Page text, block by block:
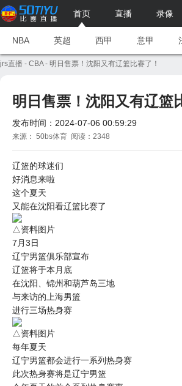
首页 直播 录像
NBA 英超 西甲 意甲
jrs直播 - CBA- 明日售票！沈阳又有辽篮比赛了！
明日售票！沈阳又有辽篮
发布时间：2024-07-06 00:59:29
来源： 50bs体育 阅读：2348
辽篮的球迷们
好消息来啦
这个夏天
又能在沈阳看辽篮比赛了
△资料图片
7月3日
辽宁男篮俱乐部宣布
辽篮将于本月底
在沈阳、锦州和葫芦岛三地
与来访的上海男篮
进行三场热身赛
△资料图片
每年夏天
辽宁男篮都会进行一系列热身赛
此次热身赛将是辽宁男篮